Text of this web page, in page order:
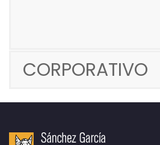
CORPORATIVO